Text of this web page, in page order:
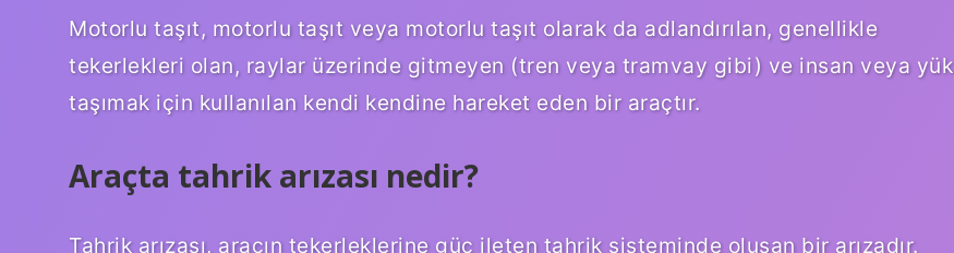
Motorlu taşıt, motorlu taşıt veya motorlu taşıt olarak da adlandırılan, genellikle
tekerlekleri olan, raylar üzerinde gitmeyen (tren veya tramvay gibi) ve insan veya yük
taşımak için kullanılan kendi kendine hareket eden bir araçtır.
Araçta tahrik arızası nedir?
Tahrik arızası, aracın tekerleklerine güç ileten tahrik sisteminde oluşan bir arızadır.